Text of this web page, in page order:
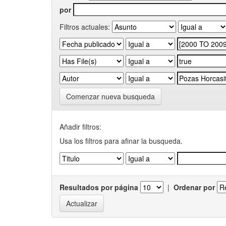
por
Filtros actuales:
Comenzar nueva busqueda
Añadir filtros:
Usa los filtros para afinar la busqueda.
Resultados por página | Ordenar por